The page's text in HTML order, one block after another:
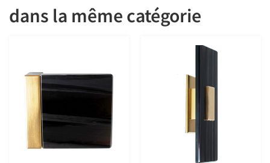
dans la même catégorie